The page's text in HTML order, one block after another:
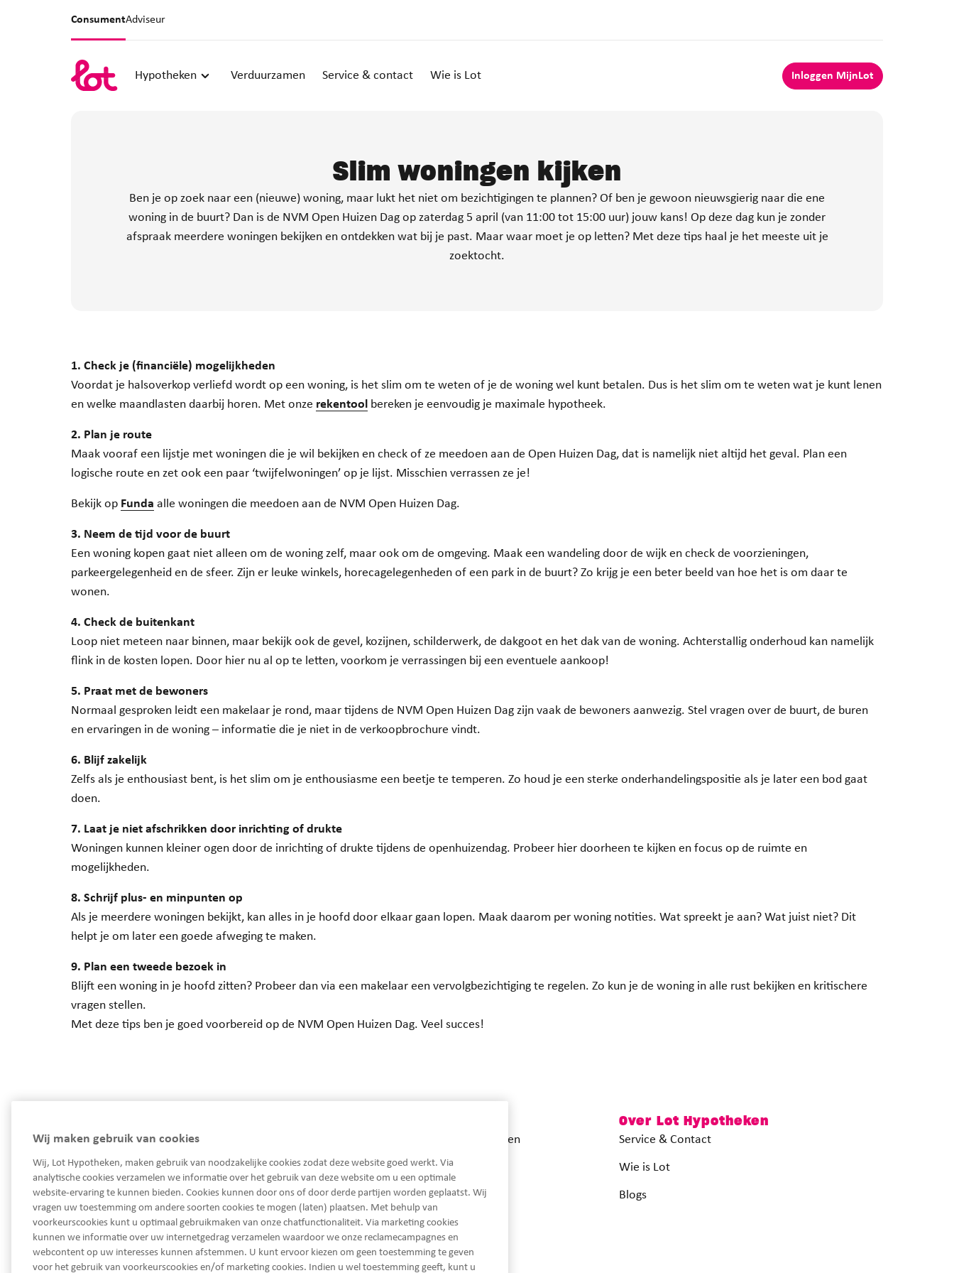
ConsumentAdviseur
Hypotheken Verduurzamen Service & contact Wie is Lot Inloggen MijnLot
Slim woningen kijken
Ben je op zoek naar een (nieuwe) woning, maar lukt het niet om bezichtigingen te plannen? Of ben je gewoon nieuwsgierig naar die ene
woning in de buurt? Dan is de NVM Open Huizen Dag op zaterdag 5 april (van 11:00 tot 15:00 uur) jouw kans! Op deze dag kun je zonder
afspraak meerdere woningen bekijken en ontdekken wat bij je past. Maar waar moet je op letten? Met deze tips haal je het meeste uit je
zoektocht.
1. Check je (financiële) mogelijkheden
Voordat je halsoverkop verliefd wordt op een woning, is het slim om te weten of je de woning wel kunt betalen. Dus is het slim om te weten wat je kunt lenen
en welke maandlasten daarbij horen. Met onze rekentool bereken je eenvoudig je maximale hypotheek.
2. Plan je route
Maak vooraf een lijstje met woningen die je wil bekijken en check of ze meedoen aan de Open Huizen Dag, dat is namelijk niet altijd het geval. Plan een
logische route en zet ook een paar ‘twijfelwoningen’ op je lijst. Misschien verrassen ze je!
Bekijk op Funda alle woningen die meedoen aan de NVM Open Huizen Dag.
3. Neem de tijd voor de buurt
Een woning kopen gaat niet alleen om de woning zelf, maar ook om de omgeving. Maak een wandeling door de wijk en check de voorzieningen,
parkeergelegenheid en de sfeer. Zijn er leuke winkels, horecagelegenheden of een park in de buurt? Zo krijg je een beter beeld van hoe het is om daar te
wonen.
4. Check de buitenkant
Loop niet meteen naar binnen, maar bekijk ook de gevel, kozijnen, schilderwerk, de dakgoot en het dak van de woning. Achterstallig onderhoud kan namelijk
flink in de kosten lopen. Door hier nu al op te letten, voorkom je verrassingen bij een eventuele aankoop!
5. Praat met de bewoners
Normaal gesproken leidt een makelaar je rond, maar tijdens de NVM Open Huizen Dag zijn vaak de bewoners aanwezig. Stel vragen over de buurt, de buren
en ervaringen in de woning – informatie die je niet in de verkoopbrochure vindt.
6. Blijf zakelijk
Zelfs als je enthousiast bent, is het slim om je enthousiasme een beetje te temperen. Zo houd je een sterke onderhandelingspositie als je later een bod gaat
doen.
7. Laat je niet afschrikken door inrichting of drukte
Woningen kunnen kleiner ogen door de inrichting of drukte tijdens de openhuizendag. Probeer hier doorheen te kijken en focus op de ruimte en
mogelijkheden.
8. Schrijf plus- en minpunten op
Als je meerdere woningen bekijkt, kan alles in je hoofd door elkaar gaan lopen. Maak daarom per woning notities. Wat spreekt je aan? Wat juist niet? Dit
helpt je om later een goede afweging te maken.
9. Plan een tweede bezoek in
Blijft een woning in je hoofd zitten? Probeer dan via een makelaar een vervolgbezichtiging te regelen. Zo kun je de woning in alle rust bekijken en kritischere
vragen stellen.
Met deze tips ben je goed voorbereid op de NVM Open Huizen Dag. Veel succes!
033 450 93 30
Ma - Vrij van 08.30 tot 17.30 uur
service@lothypotheken.nl
service@lothypotheken.nl
Maximale hypotheek berekenen
Actuele hypotheekrentes
Inloggen MijnLot
Over Lot Hypotheken
Service & Contact
Wie is Lot
Blogs
Wij maken gebruik van cookies
Wij, Lot Hypotheken, maken gebruik van noodzakelijke cookies zodat deze website goed werkt. Via
analytische cookies verzamelen we informatie over het gebruik van deze website om u een optimale
website-ervaring te kunnen bieden. Cookies kunnen door ons of door derde partijen worden geplaatst. Wij
vragen uw toestemming om andere soorten cookies te mogen (laten) plaatsen. Met behulp van
voorkeurscookies kunt u optimaal gebruikmaken van onze chatfunctionaliteit. Via marketing cookies
kunnen we informatie over uw internetgedrag verzamelen waardoor we onze reclamecampagnes en
webcontent op uw interesses kunnen afstemmen. U kunt ervoor kiezen om geen toestemming te geven
voor het gebruik van voorkeurscookies en/of marketing cookies. Indien u wel toestemming geeft, kunt u